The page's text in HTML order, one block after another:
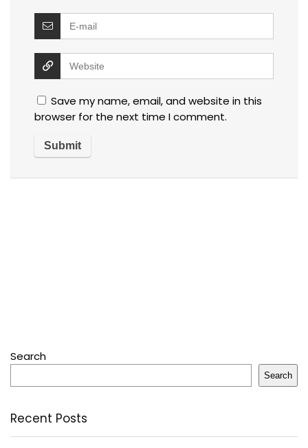
Save my name, email, and website in this
browser for the next time I comment.
Search
Search
Recent Posts